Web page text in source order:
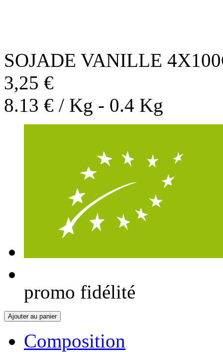
SOJADE VANILLE
3,25 €
8.13 € / Kg - 0.4 Kg
promo fidélité
Ajouter au panier
Composition